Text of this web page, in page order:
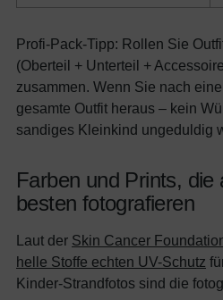
Profi-Pack-Tipp: Rollen Sie
(Oberteil + Unterteil +
zusammen. Wenn Sie nach
gesamte Outfit heraus – kein
sandiges Kleinkind ungeduldig
Farben und Prints, die
besten fotografieren
Laut der Skin Cancer
helle Stoffe echten UV-Schutz
Kinder-Strandfotos sind die